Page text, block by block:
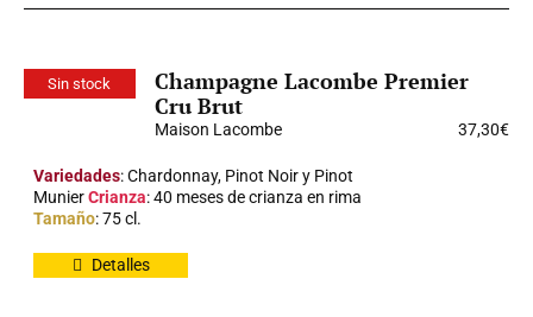
Sin stock
Champagne Lacombe Premier
Cru Brut
Maison Lacombe 37,30€
Variedades: Chardonnay, Pinot Noir y Pinot
MunierCrianza: 40 meses de crianza en rima
Tamaño: 75 cl.
Detalles